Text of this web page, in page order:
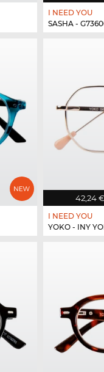
I NEED YOU
SASHA -
42,24 €
I NEED YOU
YOKO - INY